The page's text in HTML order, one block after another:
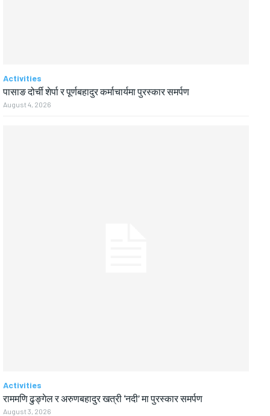
Activities
पासाङ दोर्ची शेर्पा र पूर्णबहादुर कर्माचार्यमा पुरस्कार समर्पण
August 4, 2026
Activities
राममणि ढुङ्गेल र अरुणबहादुर खत्री ‘नदी’ मा पुरस्कार समर्पण
August 3, 2026